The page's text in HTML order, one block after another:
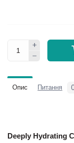
Опис Питання
Deeply Hydrating